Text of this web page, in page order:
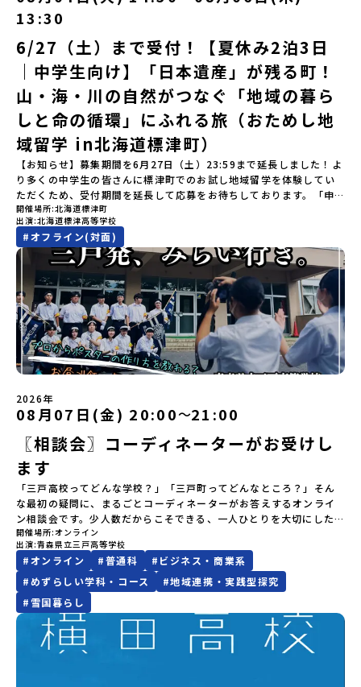
いただきます。登録メールアドレスの変更をご希望の場合は下記の
地域みらい留学公式LINEよりご連絡をお願いします。※受信制限設
定をしていると、通知メールをお受け取りいただけません。その場
合は、「@miratabi.jp」からのメールを受信できるよう設定をお願
いいたします。※結果に関する個別のお問合せにはお答えしており
ませんので、ご了承ください。・お申し込みについてお申込はお一
人様1回限りです。PC・スマートフォンからお申込ください。申込
後の内容変更はできません。お申込時は、メールアドレスの入力間
違いにご注意ください。・宿泊について１室に複数(同性2～4名程
度)で宿泊いただく予定です。・食事アレルギー対応について個別の
詳細なアレルギー対応希望にはお応えしかねる場合がございます。
対応が必要な場合は必ず事前にご相談ください。・参加取消や急遽
参加できなくなった場合について参加決定後の参加お取り消しはご
遠慮下さい。やむを得ないお取り消しの場合はお早めに事務局まで
ご連絡ください。・キャンセルポリシーやむを得ない参加お取り消
しの場合、以下のルールに沿って対応させていただきます。ご了承
ください。プログラム開催日の前日＜7月17日＞から、【キャンセル
のご連絡日：お支払いいただく旅行代金】・21日目にあたる日以
前：無料・20日目-8日目：20％・7日目-2日目：30％・プログラム
開始日の前日：40％・プログラム開始日当日：50％・ご連絡無しで
の不参加またはプログラム開始後の解除：100％・催行中止について
天候などの状況等によって開催を見合わせる可能性があります。そ
の場合は原則、開催日1週間前までにご連絡いたします。又、最少催
行人数に達しなかった場合は、開催日3週間前までに催行中止の旨を
メールにてご連絡いたします。・よくあるご質問その他、よくある
ご質問についてはこちらをご確認ください。運営団体について＜プ
ログラム主催：一般財団法人地域・教育魅力化プラットフォーム＞
「意志ある若者にあふれる持続可能な地域・社会をつくる」という
ビジョンを掲げ、2017年3月に島根県に設立した教育事業団体で
す。日本全国約200の高校と連携しながら、中学卒業後に地域の枠を
越えて生徒一人ひとりの夢や価値観に合った地域・学校で1〜3年間
過ごすことができるシステム「地域みらい留学」をはじめとした、
教育事業や地域活性モデルをつくり続けています。名 称：一般財
団法人地域・教育魅力化プラットフォーム設 立：2017年3月代表
者：岩本 悠所在地：〒690-0842 島根県松江市東本町二丁目25-6
みらいBASE2階 その他所在地公式HP：http://c-platform.or.jp/
お問い合わせ先担当：小川・小原E-mail：info@miratabi.jp「お
ためし地域留学体験」のプログラム開催情報を公式LINEにて配信
中！ぜひご登録ください♪地域みらい留学公式LINE
学」ステップアップ説明会プログラムの内容を詳しく知りたい方
を行います。知りたい情報のレベルに合わせて、以下の2つのステッ
プをご活用ください。【STEP 1】全体オンライン説明会（アーカイ
ブ動画を公開中！）〜まずは「おためし地域留学」を知りたい方
へ〜日本全国20以上の地域から選んで参加できる「おためし地域留
学」の全体像や魅力について、説明会を開催しました。中学生一人
での参加にあたり、保護者様が特に気になる「安全面」や「事務局
のサポート体制」についても詳しく解説しています。ぜひ、ご自宅
からお気軽にご視聴ください。🎬 [アーカイブ動画を視聴す
る]YouTube：https://youtu.be/Yt8nd04aNgA?
si=e5erbspvwz5O8_uF 【STEP 2】大樹町プログラム説明会〜
「大樹町」の内容を具体的に深掘りしたい方へ〜全体説明を聞いた
うえで、「大樹町では具体的に何をするの？」「どんな町なの？」
という疑問にお答えする説明会です。大樹町ならではの豊かな文化
や、2泊3日のプログラムの中身をたっぷりとお伝えします。日
時： 5月13日(水) 19：00〜19：40内 容： 大樹町ってどんなとこ
ろ？プログラム詳細解説、質疑応答お申し込み：https://c-
mirai.jp/events/002112お気軽にどうぞ！「はじめての一人旅だ
けど大丈夫？」「どんな体験ができるの？」そんな保護者様の不安
や、中学生のみなさんの素朴な疑問にスタッフが直接お答えしま
す。チャットでの質問も可能ですので、ぜひご自宅からリラックス
してご参加ください。▼お申し込み前に必ずご確認ください・参加
規約への同意プログラムへの参加申し込みいただく前に、「お申し
い。・抽選による参加者決定についてお申込みいただいた方の中か
ら抽選の上、締め切り日から1週間を目途に、お申し込み時に記入い
ただいたメールアドレス宛に「当選／落選メール」をお送りいたし
ます。当選者は、メールに記載された「当選確認フォーム」に３日
以内に回答いただき、確認フォームの提出をもって参加確定とさせ
ていただきます。当選確認フォームの期日までにご回答いただけな
い場合は、当選を取り消しとさせていただきます。当選取り消しが
あった場合は、繰り上げ当選者へご連絡させていただきます。登録
メールアドレスの変更をご希望の場合は下記の地域みらい留学公式
LINEよりご連絡をお願いします。※受信制限設定をしていると、通
知メールをお受け取りいただけません。その場合は、
「@miratabi.jp」からのメールを受信できるよう設定をお願いいた
します。※結果に関する個別のお問合せにはお答えしておりません
ので、ご了承ください。・お申し込みについてお申込はお一人様1回
限りです。PC・スマートフォンからお申込ください。申込後の内容
変更はできません。お申込時は、メールアドレスの入力間違いにご
注意ください。・宿泊について１室に複数(同性2～4名程度)で宿泊
いただく予定です。・食事アレルギー対応について個別の詳細なア
ず参加をお願いします。【集合場所・時間】出水駅 8月3日(月)
13:30 集合【解散場所・時間】出水駅 8月5日(水) 12:00 解散【対
象】中学生2～3年生【宿泊先】現在調整中※1室に複数名(同性)で宿
泊いただく予定です。【旅行代金】無料※旅行代金に含まれる費用
のうち、以下の内容が無料となります：・宿泊費（2泊分）・プログ
ラム内のアクティビティ・体験費用・一部の食事代*以下の費用は参
加者のご負担となります・集合場所までの往復交通費・お土産代や
自由時間の個人飲食費などの個人的費用【募集人数】最大10名（お
申し込み多数の場合は抽選の上決定）【参加者決定】お申し込み多
数の場合は、締め切り後1週間を目途に当落結果をご連絡いたしま
す。【申し込み受付期間】6月1日(月)12：00 から 6月15日(月)
12：00まで疑問も不安もワクワクに変える！「おためし地域留学」
ステップアップ説明会プログラムの内容を詳しく知りたい方や、お
申し込みを迷われている方向けにZoomでのオンライン配信を行い
ます。知りたい情報のレベルに合わせて、以下の2つのステップをご
活用ください。【STEP 1】全体オンライン説明会（アーカイブ動画
を公開中！）〜まずは「おためし地域留学」を知りたい方へ〜日本
全国20以上の地域から選んで参加できる「おためし地域留学」の全
体像や魅力について、説明会を開催しました。中学生一人での参加
にあたり、保護者様が特に気になる「安全面」や「事務局のサポー
ト体制」についても詳しく解説しています。ぜひ、ご自宅からお気
軽にご視聴ください。🎬 [アーカイブ動画を視聴する]YouTube：
https://youtu.be/Yt8nd04aNgA?si=e5erbspvwz5O8_uF
【STEP 2】出水市・出水工業高校プログラム説明会〜「出水市・出
水工業高校」の内容を具体的に深掘りしたい方へ〜全体説明を聞い
たうえで、「出水市では具体的に何をするの？」「どんな町な
の？」という疑問にお答えする説明会です。出水市ならではの豊か
な文化や、2泊3日のプログラムの中身をたっぷりとお伝えします。
日 時： 6月9日日(水)19:00-19:45内 容： 出水市ってどんなとこ
ろ？プログラム詳細解説、質疑応答お申し込み：https://c-
mirai.jp/events/091247お気軽にどうぞ！「はじめての一人旅だ
けど大丈夫？」「どんな体験ができるの？」そんな保護者様の不安
や、中学生のみなさんの素朴な疑問にスタッフが直接お答えしま
す。チャットでの質問も可能ですので、ぜひご自宅からリラックス
してご参加ください。▼お申し込み前に必ずご確認ください・参加
規約への同意プログラムへの参加申し込みいただく前に、「お申し
込みに関する各規約」への同意が必須となります。ご確認くださ
い。・抽選による参加者決定についてお申込みいただいた方の中か
ら抽選の上、締め切り日から1週間を目途に、お申し込み時に記入い
ただいたメールアドレス宛に「当選／落選メール」をお送りいたし
ます。当選者は、メールに記載された「当選確認フォーム」に3日以
内に回答いただき、確認フォームの提出をもって参加確定とさせて
いただきます。当選確認フォームの期日までにご回答いただけない
す。町の約83％は「森林」！標高1,000mを超える山岳地帯や高原
もあり緑が豊かな大自然を感じることができ、新緑、山菜の春、花
の夏、紅葉の秋、スキーや樹氷の冬と四季ごとに美しい景色を見る
ことのできるユニークな町です。「十和田八幡平（とわだはちまん
たい）国立公園」では登山やトレッキング、「安比高原（あっぴこ
うげん）スキー場」は日本国内最大級のスキーリゾートとして有名
で、一年中自然アクティビティを楽しむことができます！そして八
幡平市にある「松川地熱発電所」は、日本で初めて「地球のチカラ
を電気に変えた」場所！八幡平の地下からわき出す蒸気をそのまま
電気に変える「地球・自然にやさしい最先端のエネルギー」を生み
出す挑戦をしてきた町です。今回のプログラムでは、この松川地熱
発電所から吹き出す地熱蒸気を使った「アート体験」をすることが
できます。世界でここだけ！地球のチカラを使った幻想的なグラデ
ーションのアートづくりをぜひ体験してみてください！さらに八幡
平市は自然（山）の恵みを生かした料理がとても美味しい地域で
す。みなさんの地元の味とは違う「岩手の郷土料理」を味わって楽
しんでください🎵今回はこの大自然や文化が魅力的な八幡平市で、
日本全国から集まる中学生や「平舘（たいらだて）高校」の高校生
と一緒にさまざまなアクティビティを体験していただきます。他に
はないスペシャルな魅力がギュッと詰まった岩手県八幡平市で五感
を使いながら、まちの魅力を一緒に探究してみませんか？地域と一
体になり「開拓者精神」を育む！「平舘（たいらだて）高校」と
は？今回のプログラムを一緒に過ごしてくれる高校生は「平舘（た
いらだて）高校」の生徒たち。この高校の特徴は「地域と一体にな
った探究教育」と「自分で考えて動くチカラを大切にしている」こ
自身が「探究プロジェクト」を企画し取り組むユニークな高校で
す。机の上で勉強するだけではない、実践的な探究やフィールドワ
ークを楽しむことができます。今回は、そんなエネルギッシュに活
躍する高校生と一緒に交流したり対話をしながら、町の文化・料理
を楽しみ、高校での活動のイメージをもつことができる絶好の機
会！この地域でしか味わえない豊かな体験をぜひ楽しんでください
🎵体験のおすすめポイント体験プログラム内容（予定）＜1日目＞
（PM）「オリエンテーション」「地熱染色・発電所見学」 -八幡
平市の自然を知る -地球のチカラを使ったアートづくり「ペンショ
ンで夕食」「1日目の振り返り」「星空観察」※希望者＜2日目＞
（AM）「平舘（たいらだて）高校見学」 -高校生活をイメージし
よう「郷土料理・BBQ」 -高校生・地元の方と交流を深める
（PM）「“八幡平市”体感ワークショップ」 -あけびづるで表札づく
り -学校周辺散策「ペンションで夕食」「2日目の振り返り」 -みん
なで振り返り対話＜3日目＞（AM）「大更駅複合施設の見学」「振
り返りワークショップ」 -個人での振り返り -グループでの振り
返り「お土産・昼食」（PM） 解散 ※天候の状況や参加人数によっ
13:30
6/27（土）まで受付！【夏休み2泊3日
｜中学生向け】「日本遺産」が残る町！
山・海・川の自然がつなぐ「地域の暮ら
しと命の循環」にふれる旅（おためし地
域留学 in北海道標津町）
【お知らせ】募集期間を6月27日（土）23:59まで延長しました！よ
り多くの中学生の皆さんに標津町でのお試し地域留学を体験してい
ただくため、受付期間を延長して応募をお待ちしております。「申
し込みのタイミングを逃してしまった」という方も、この機会にぜ
ひ一歩踏み出してみませんか？※都合により締め切りを早める場合
がございます。お早目にご応募ください！-------奨学金のお知らせ-
------＼返還不要・3年間最大72万／💡北海道の高校留学に【毎月2
万円】の給付型奨学金～夢に向かって一歩踏み出す、あなたの未来
を応援！～ 詳細・条件はこちらから-----------------------------
----＜体験費・宿泊費が無料！＞一万年前から続く自然と人の暮らし
が今も残る町！広大な自然と生き物とともに生きる豊かさに触れ、
まちの暮らしを一緒に体験してみませんか？「地元以外の地域の暮
らしが気になる。いつか留学してみたい！」「大自然と生き物が好
き！興味がある！」「自分の進学や将来の可能性をもっとひらきた
い！」そんな中学生のみなさんにおすすめ！「おためし地域留学体
験」は、日本全国約200の高校と連携し、地域の枠を超えて学校生活
を送る「地域みらい留学」をプチ体験できるプログラムです。はじ
めてのひとり旅でも安心！現地でもスタッフがしっかりとサポート
いたします。今回のフィールドは「北海道 標津町（しべつちょ
う）」北海道の東に位置する標津町（しべつちょう）は人口 約
4,600人の町。東の水平線の奥に見えるのは北方領土の国後島（くな
しりとう）、西には世界遺産に認定されている秘境・知床半島（し
れとこはんとう）、鶴や白鳥など珍しい野鳥の宝庫である野付半島
（のつけはんとう）をながめることができ、ミルクの里の牧草地が
広がる牛の酪農（らくのう）もさかんで、海と緑と川の自然と生き
物が豊かな町です！標津町はさらに「鮭（さけ）の聖地」としても
有名。江戸時代には将軍家にも贈られたほどで、今では「日本遺
産」に登録されています。一万年前から続く伝統的な「鮭」の産業
とともに人々の豊かな暮らしがあります。一万年前の縄文時代か
ら、人々の間で大切に守り受け継がれ、厳しい大自然と向き合い、
山・海・川がもたらす恵みに深く感謝しながら生きていく姿勢は今
も息づく「命の循環」です。日本遺産にも認定されている「サケ」
の伝統産業や、雄大な知床の裾野で命を育む酪農の歴史など、自然
開催場所 北海道標津町
出演 北海道標津高等学校
#オフライン(対面)
2026年
08月07日(金) 20:00〜21:00
〖相談会〗コーディネーターがお受けし
ます
「三戸高校ってどんな学校？」「三戸町ってどんなところ？」そん
な最初の疑問に、まるごとコーディネーターがお答えするオンライ
ン相談会です。少人数だからこそできる、一人ひとりを大切にした
学び。地域の人と関わりながら、自分のやりたいことに挑戦してい
ける環境。そして、学校のことだけでなく、町の雰囲気や人のあた
たかさまで伝わるのが三戸高校の魅力です。はじめて地域みらい留
学を知った方にもわかりやすく、学校の特色、学び、暮らし、地域
との関わり方をまとめてご紹介します。「まずは全体を知りたい」
という中学生・保護者の方におすすめです。※各回定員は3組までで
す。※時間変更のご希望や、「学習面を中心に聞きたい」「地域と
の関わりを詳しく知りたい」などがありましたら、以下問い合わせ
先までお気軽にご連絡ください。問い合わせ先
開催場所 オンライン
出演 青森県立三戸高等学校
#オンライン #普通科 # ビジネス・商業系
#めずらしい学科・コース #地域連携・実践型探究
#雪国暮らし